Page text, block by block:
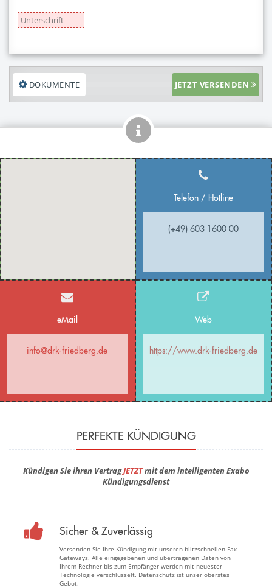
DOKUMENTE JETZT VERSENDEN
Telefon / Hotline
(+49) 603 1600 00
eMail
info@drk-friedberg.de
Web
https://www.drk-friedberg.de
PERFEKTE KÜNDIGUNG
Kündigen Sie ihren VertragJETZTmit dem intelligenten Exabo
Kündigungsdienst
Sicher & Zuverlässig
Versenden Sie Ihre Kündigung mit unseren blitzschnellen Fax-
Gateways. Alle eingegebenen und übertragenen Daten von
Ihrem Rechner bis zum Empfänger werden mit neuester
Technologie verschlüsselt. Datenschutz ist unser oberstes
Gebot.